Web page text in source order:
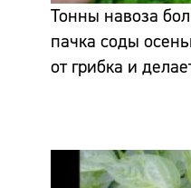
Тонны навоза
пачка соды
от грибка и